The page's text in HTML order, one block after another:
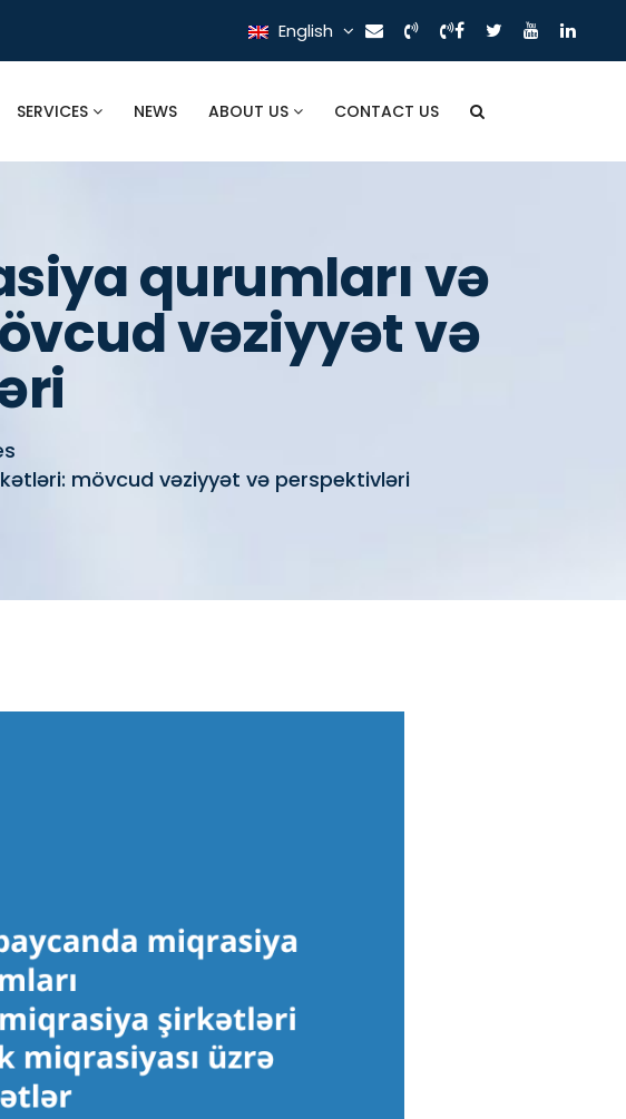
English
SERVICES NEWS ABOUT US CONTACT US
qurumları və
vəziyyət və
mövcud vəziyyət və perspektivləri